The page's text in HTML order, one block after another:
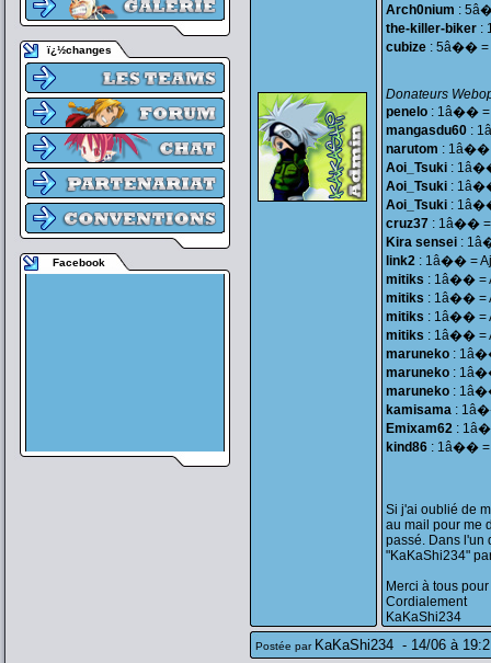
ï¿½changes
Facebook
Arch0nium :
the-killer-biker :
cubize : 5â�� =
Donateurs
penelo : 1â�� =
mangasdu60 :
narutom : 1â��
Aoi_Tsuki :
Aoi_Tsuki :
Aoi_Tsuki :
cruz37 : 1â�� =
Kira sensei :
link2 : 1â�� =
mitiks : 1â�� =
mitiks : 1â�� =
mitiks : 1â�� =
mitiks : 1â�� =
maruneko :
maruneko :
maruneko :
kamisama :
Emixam62 :
kind86 : 1â�� =
Si j'ai oublié de
au mail pour me
passé. Dans l'un
"KaKaShi234"
Merci à tous
Cordialement
KaKaShi234
Postée par KaKaShi234 - 14/06 à